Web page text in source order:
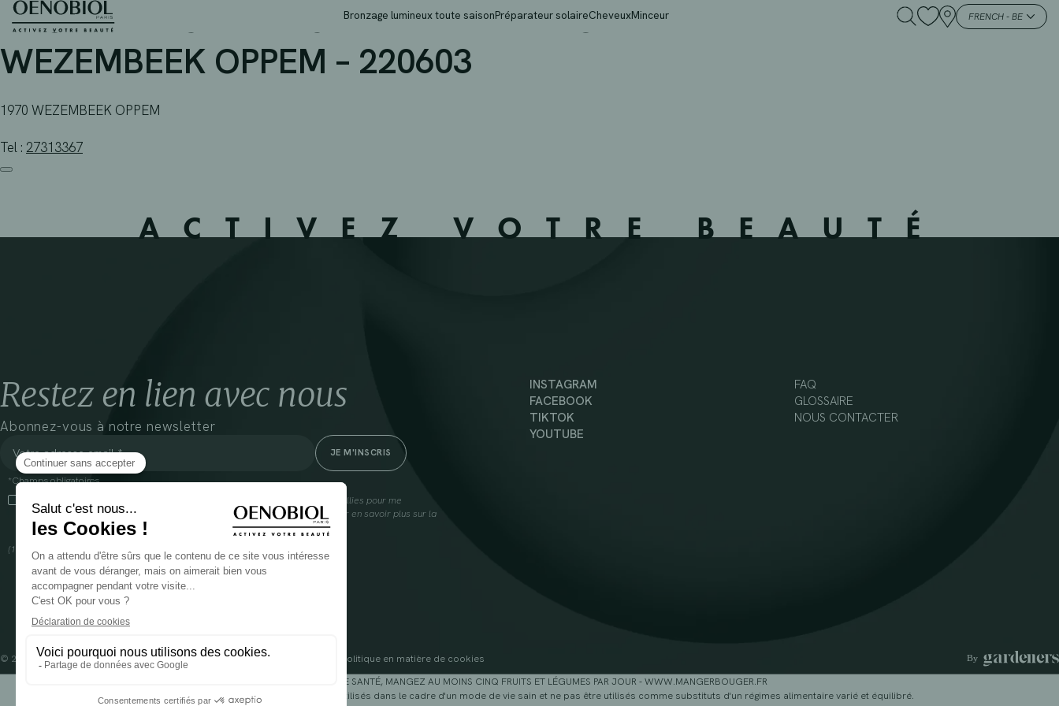
Skip
Bronzage lumineux toute saisonPréparateur solaireCheveuxMinceur FRENCH - BE
APOTHEEK STEVENS – WEZEMBEEK OPPEM – 220603 – WEZE –
WEZEMBEEK OPPEM – 220603
1970 WEZEMBEEK OPPEM
Tel : 27313367
ACTIVEZ VOTRE BEAUTÉ
Restez en lien avec nous
Abonnez-vous à notre newsletter
*Champs obligatoires
En cliquant sur cette case, j’accepte que Cooper(1) traite les données recueillies pour me
communiquer des informations commerciales sur ses produits et offres. Pour en savoir plus sur la
gestion de vos données et vos droits, rendez-vousici
(1) Coopération pharmaceutique Française, RCS Melun 399 227 636
INSTAGRAM
FACEBOOK
TIKTOK
YOUTUBE
FAQ
GLOSSAIRE
NOUS CONTACTER
© 2024 OENOBIOL PARISMentions légalesConditions Générales d’Utilisation
Politique en matière de cookies
POUR VOTRE SANTÉ, MANGEZ AU MOINS CINQ FRUITS ET LÉGUMES PAR JOUR - WWW.MANGERBOUGER.FR
Les complément alimentaires doivent être utilisés dans le cadre d'un mode de vie sain et ne pas être utilisés comme substituts d'un régimes alimentaire varié et équilibré.